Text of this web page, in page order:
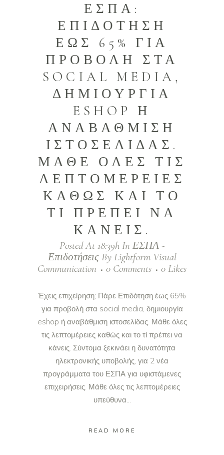
ΕΣΠΑ:
ΕΠΙΔΟΤΗΣΗ
ΕΩΣ 65% ΓΙΑ
ΠΡΟΒΟΛΗ ΣΤΑ
SOCIAL MEDIA,
ΔΗΜΙΟΥΡΓΙΑ
ESHOP Η
ΑΝΑΒΑΘΜΙΣΗ
ΙΣΤΟΣΕΛΙΔΑΣ.
ΜΑΘΕ ΟΛΕΣ ΤΙΣ
ΛΕΠΤΟΜΕΡΕΙΕΣ
ΚΑΘΩΣ ΚΑΙ ΤΟ
ΤΙ ΠΡΕΠΕΙ ΝΑ
ΚΑΝΕΙΣ.
Posted At 18:39h In ΕΣΠΑ -
Επιδοτήσεις By Lightform Visual
Communication
0 Comments 0 Likes
Έχεις επιχείρηση; Πάρε Επιδότηση έως 65%
για προβολή στα social media, δημιουργία
eshop ή αναβάθμιση ιστοσελίδας. Μάθε όλες
τις λεπτομέρειες καθώς και το τί πρέπει να
κάνεις. Σύντομα ξεκινάει η δυνατότητα
ηλεκτρονικής υποβολής, για 2 νέα
προγράμματα του ΕΣΠΑ για υφιστάμενες
επιχειρήσεις. Μάθε όλες τις λεπτομέρειες
υπεύθυνα...
READ MORE